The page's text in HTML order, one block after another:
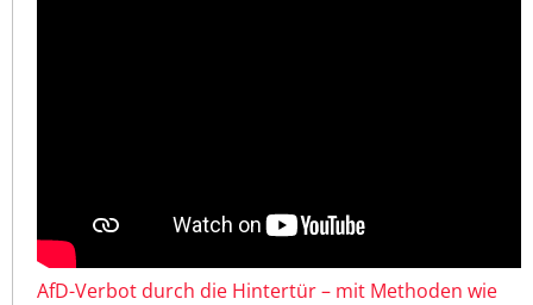
AfD-Verbot durch die Hintertür – mit Methoden wie